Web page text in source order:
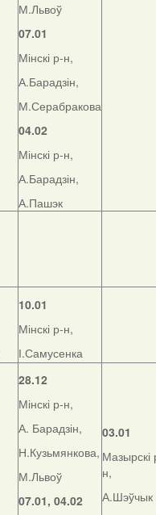
М.Львоў
07.01
Мінскі р-н,
А.Барадзін,
М.Серабракова
04.02
Мінскі р-н,
А.Барадзін,
А.Пашэк
10.01
Мінскі р-н,
І.Самусенка
28.12
Мінскі р-н,
А. Барадзін,
Н.Кузьмянкова,
М.Львоў
07.01, 04.02
03.01
Мазырскі
н,
А.Шэўчык